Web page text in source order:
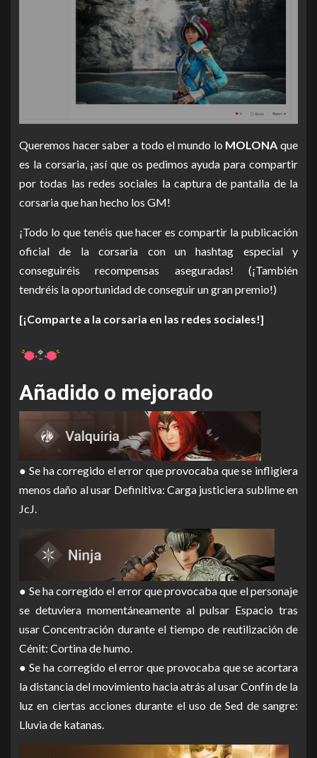
Queremos hacer saber a todo el mundo lo MOLONA que
es la corsaria, ¡así que os pedimos ayuda para compartir
por todas las redes sociales la captura de pantalla de la
corsaria que han hecho los GM!
¡Todo lo que tenéis que hacer es compartir la publicación
oficial de la corsaria con un hashtag especial y
conseguiréis recompensas aseguradas! (¡También
tendréis la oportunidad de conseguir un gran premio!)
[¡Comparte a la corsaria en las redes sociales!]
Añadido o mejorado
● Se ha corregido el error que provocaba que se infligiera
menos daño al usar Definitiva: Carga justiciera sublime en
JcJ.
● Se ha corregido el error que provocaba que el personaje
se detuviera momentáneamente al pulsar Espacio tras
usar Concentración durante el tiempo de reutilización de
Cénit: Cortina de humo.
● Se ha corregido el error que provocaba que se acortara
la distancia del movimiento hacia atrás al usar Confín de la
luz en ciertas acciones durante el uso de Sed de sangre:
Lluvia de katanas.